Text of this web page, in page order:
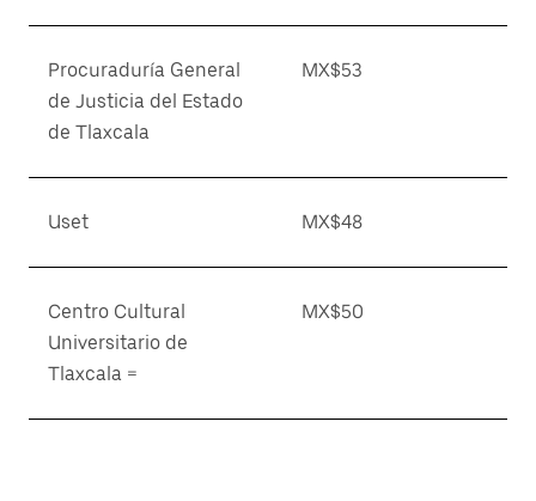
Procuraduría General
de Justicia del Estado
de Tlaxcala
MX$53
Uset MX$48
Centro Cultural
Universitario de
Tlaxcala =
MX$50